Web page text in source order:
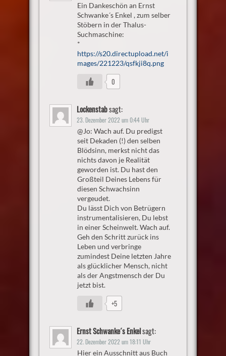
Ein Dankeschön an Ernst
Schwanke´s Enkel , zum selber
Stöbern in der Thalus-
Suchmaschine:
*
https://s20.directupload.net/i
mages/221223/qsfkji8q.png
0
Lockenstabsagt:
23. Dezember 2022 um 0:44 Uhr
@Jo: Wach auf. Du predigst
seit Dekaden (!) den selben
Blödsinn, merkst nicht das
nichts davon je Realität
geworden ist. Du hast den
Großteil Deines Lebens für
diesen Schwachsinn
vergeudet.
Du lässt Dich von Betrügern
instrumentalisieren, Du lebst
in einer Scheinwelt. Wach auf.
Geh den Schritt zurück ins
Leben und verbringe
zumindest Deine letzten Jahre
als glücklicher Mensch, nicht
als der Angstmensch der Du
jetzt bist.
+5
Ernst Schwanke´s Enkelsagt:
22. Dezember 2022 um 18:11 Uhr
Hier ein Ausschnitt aus Buch